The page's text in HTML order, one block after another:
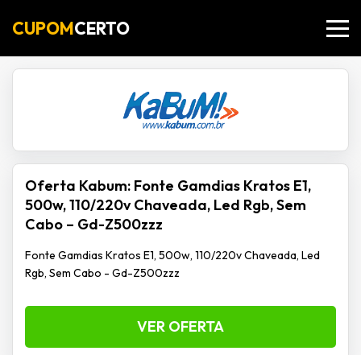
CUPOMCERTO
Oferta Kabum: Fonte Gamdias Kratos E1,
500w, 110/220v Chaveada, Led Rgb, Sem
Cabo – Gd-Z500zzz
Fonte Gamdias Kratos E1, 500w, 110/220v Chaveada, Led
Rgb, Sem Cabo - Gd-Z500zzz
VER OFERTA